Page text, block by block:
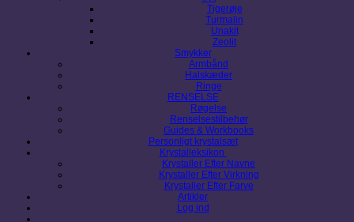
Tigerøje
Turmalin
Unakit
Zeolit
Smykker
Armbånd
Halskæder
Ringe
RENSELSE
Røgelse
Renselsestilbehør
Guides & Workbooks
Personligt krystalsæt
Krystalleksikon
Krystaller Efter Navne
Krystaller Efter Virkning
Krystaller Efter Farve
Artikler
Log ind